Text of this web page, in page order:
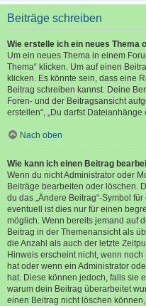
Beiträge schreiben
Wie erstelle ich ein neues Thema
Um ein neues Thema in einem
Thema“ klicken. Um auf einen
klicken. Es könnte sein, dass eine
Beitrag schreiben kannst. Deine
Foren- und der Beitragsansicht
erstellen“, „Du darfst Dateianhänge
Nach oben
Wie kann ich einen Beitrag
Wenn du nicht Administrator oder
Beiträge bearbeiten oder löschen.
du das „Ändere Beitrag“-Symbol
eventuell ist dies nur für einen
möglich. Wenn bereits jemand auf
Beitrag in der Themenansicht als
die Anzahl als auch der letzte
Hinweis erscheint nicht, wenn
hat oder wenn ein Administrator
hat. Diese können jedoch, falls sie
warum dein Beitrag überarbeitet
einen Beitrag nicht löschen